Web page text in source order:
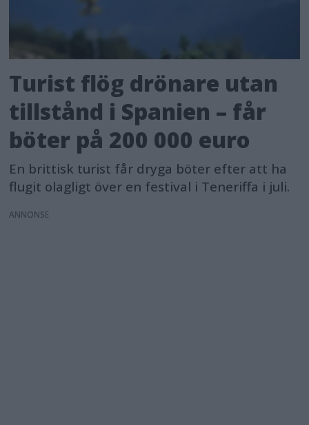
Turist flög drönare utan
tillstånd i Spanien – får
böter på 200 000 euro
En brittisk turist får dryga böter efter att ha
flugit olagligt över en festival i Teneriffa i juli.
ANNONS